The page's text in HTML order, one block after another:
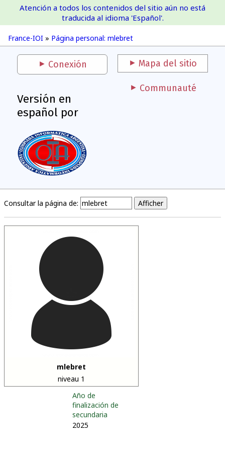
France-IOI
France-IOI » Página personal: mlebret
Atención a todos los contenidos del sitio aún no está
traducida al idioma 'Español'.
Conexión Mapa del sitio
Versión en
español por
Communauté
Consultar la página de:
mlebret
niveau 1
Año de
finalización de
secundaria
2025